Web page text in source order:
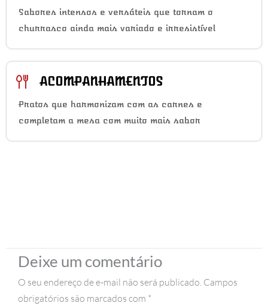
Sabores intensos e versáteis que tornam o
churrasco ainda mais variado e irresistível
ACOMPANHAMENTOS
Pratos que harmonizam com as carnes e
completam a mesa com muito mais sabor
Deixe um comentário
O seu endereço de e-mail não será publicado. Campos
obrigatórios são marcados com *